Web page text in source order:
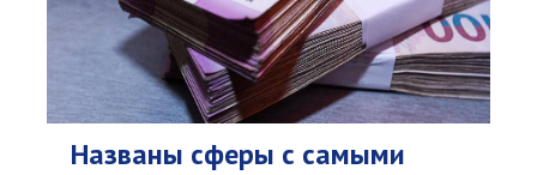
Названы сферы с самыми